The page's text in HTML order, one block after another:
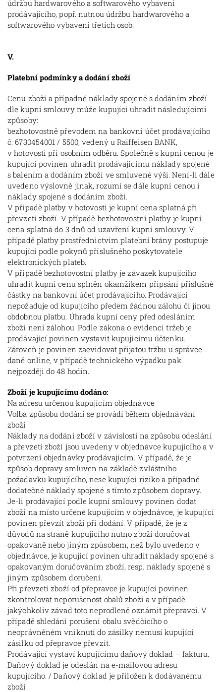
údržbu hardwarového a softwarového vybavení
prodávajícího, popř. nutnou údržbu hardwarového a
softwarového vybavení třetích osob.
V.
Platební podmínky a dodání zboží
Cenu zboží a případné náklady spojené s dodáním zboží
dle kupní smlouvy může kupující uhradit následujícími
způsoby:
bezhotovostně převodem na bankovní účet prodávajícího
č: 6730454001 / 5500, vedený u Raiffeisen BANK,
v hotovosti při osobním odběru. Společně s kupní cenou je
kupující povinen uhradit prodávajícímu náklady spojené
s balením a dodáním zboží ve smluvené výši. Není-li dále
uvedeno výslovně jinak, rozumí se dále kupní cenou i
náklady spojené s dodáním zboží.
V případě platby v hotovosti je kupní cena splatná při
převzetí zboží. V případě bezhotovostní platby je kupní
cena splatná do 3 dnů od uzavření kupní smlouvy. V
případě platby prostřednictvím platební brány postupuje
kupující podle pokynů příslušného poskytovatele
elektronických plateb.
V případě bezhotovostní platby je závazek kupujícího
uhradit kupní cenu splněn okamžikem připsání příslušné
částky na bankovní účet prodávajícího. Prodávající
nepožaduje od kupujícího předem žádnou zálohu či jinou
obdobnou platbu. Úhrada kupní ceny před odesláním
zboží není zálohou. Podle zákona o evidenci tržeb je
prodávající povinen vystavit kupujícímu účtenku.
Zároveň je povinen zaevidovat přijatou tržbu u správce
daně online, v případě technického výpadku pak
nejpozději do 48 hodin.
Zboží je kupujícímu dodáno:
Na adresu určenou kupujícím objednávce
Volba způsobu dodání se provádí během objednávání
zboží.
Náklady na dodání zboží v závislosti na způsobu odeslání
a převzetí zboží jsou uvedeny v objednávce kupujícího a v
potvrzení objednávky prodávajícím. V případě, že je
způsob dopravy smluven na základě zvláštního
požadavku kupujícího, nese kupující riziko a případné
dodatečné náklady spojené s tímto způsobem dopravy.
Je-li prodávající podle kupní smlouvy povinen dodat
zboží na místo určené kupujícím v objednávce, je kupující
povinen převzít zboží při dodání. V případě, že je z
důvodů na straně kupujícího nutno zboží doručovat
opakovaně nebo jiným způsobem, než bylo uvedeno v
objednávce, je kupující povinen uhradit náklady spojené s
opakovaným doručováním zboží, resp. náklady spojené s
jiným způsobem doručení.
Při převzetí zboží od přepravce je kupující povinen
zkontrolovat neporušenost obalů zboží a v případě
jakýchkoliv závad toto neprodleně oznámit přepravci. V
případě shledání porušení obalu svědčícího o
neoprávněném vniknutí do zásilky nemusí kupující
zásilku od přepravce převzít.
Prodávající vystaví kupujícímu daňový doklad – fakturu.
Daňový doklad je odeslán na e-mailovou adresu
kupujícího. / Daňový doklad je přiložen k dodávanému
zboží.